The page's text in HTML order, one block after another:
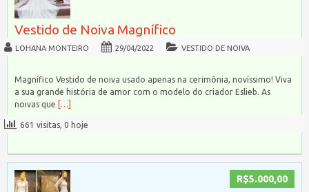
Vestido de Noiva Magnífico
LOHANA MONTEIRO 29/04/2022 VESTIDO DE NOIVA
Magnífico Vestido de noiva usado apenas na cerimônia, novíssimo! Viva
a sua grande história de amor com o modelo do criador Eslieb. As
noivas que
[…]
661 visitas, 0 hoje
R$5.000,00